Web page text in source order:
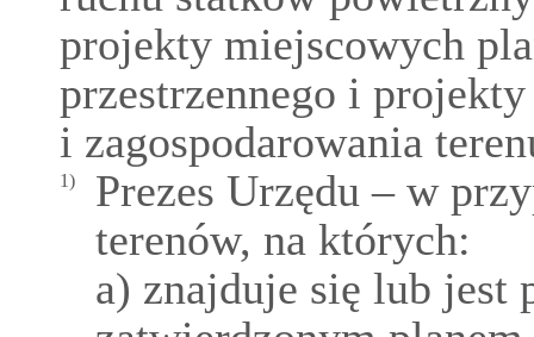
projekty miejscowych
przestrzennego i
i zagospodarowania
1)
Prezes Urzędu – w
terenów, na których:
a) znajduje się lub jest